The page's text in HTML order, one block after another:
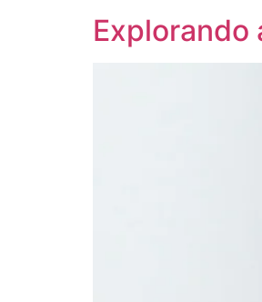
Explorando